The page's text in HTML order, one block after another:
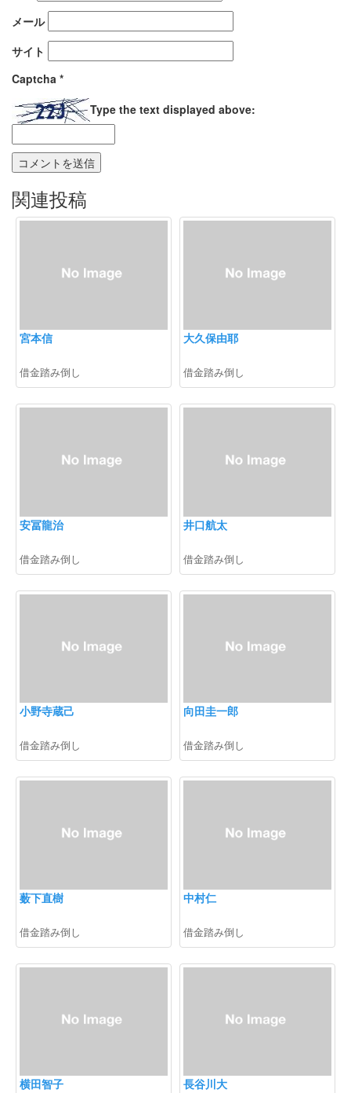
メール
サイト
Captcha *
Type the text displayed above:
関連投稿
宮本信
借金踏み倒し
大久保由耶
借金踏み倒し
安冨龍治
借金踏み倒し
井口航太
借金踏み倒し
小野寺蔵己
借金踏み倒し
向田圭一郎
借金踏み倒し
薮下直樹
借金踏み倒し
中村仁
借金踏み倒し
横田智子 長谷川大